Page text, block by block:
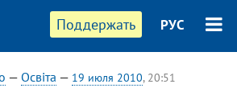
Поддержать РУС
— Освіта — 19 июля 2010, 20:51